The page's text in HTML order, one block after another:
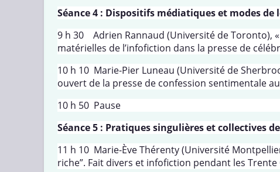
Séance 4 : Dispositifs médiatiques et modes de
9 h 30 Adrien Rannaud (Université de Toronto),
matérielles de l’infofiction dans la presse de
10 h 10 Marie-Pier Luneau (Université de
ouvert de la presse de confession sentimentale
10 h 50 Pause
Séance 5 : Pratiques singulières et collectives
11 h 10 Marie-Ève Thérenty (Université
riche”. Fait divers et infofiction pendant les Trente